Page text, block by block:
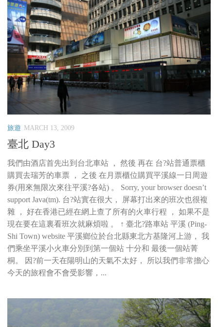
旅遊 MARCH 13, 2009
臺北 Day3
我們由酒店首先出到台北車站 ， 然後 再在 台?站普通票櫃
購買去瑞芳的車票 ， 之後 在月票櫃位購買平溪線一日周遊
券(用來無限次來往平溪?各站) 。 Sorry, your browser doesn’t
support Java(tm). 台?站實在很大， 屏幕打出來的班次也很複
雜 ， 好在香港已經在網上查了所有的火車行程 ， 如果不是
現在要在這裏看班次就麻煩啦 。 ↑ 臺北?路車站 平溪 (Ping-
Shi Town) website 平溪鄉位於台北縣東北方基隆河上游， 我
們乘坐平溪小火車分別到第一個站 十分和 最後一個站菁
桐。 因?前一天在陽明山的天氣不太好， 所以我們非常擔心
今天的旅程會不會受影響，...